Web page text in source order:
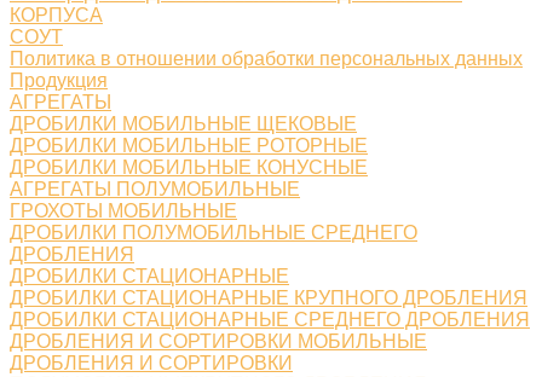
КОРПУСА
СОУТ
Политика в отношении обработки персональных данных
Продукция
АГРЕГАТЫ
ДРОБИЛКИ МОБИЛЬНЫЕ ЩЕКОВЫЕ
ДРОБИЛКИ МОБИЛЬНЫЕ РОТОРНЫЕ
ДРОБИЛКИ МОБИЛЬНЫЕ КОНУСНЫЕ
АГРЕГАТЫ ПОЛУМОБИЛЬНЫЕ
ГРОХОТЫ МОБИЛЬНЫЕ
ДРОБИЛКИ ПОЛУМОБИЛЬНЫЕ СРЕДНЕГО
ДРОБЛЕНИЯ
ДРОБИЛКИ СТАЦИОНАРНЫЕ
ДРОБИЛКИ СТАЦИОНАРНЫЕ КРУПНОГО ДРОБЛЕНИЯ
ДРОБИЛКИ СТАЦИОНАРНЫЕ СРЕДНЕГО ДРОБЛЕНИЯ
ДРОБЛЕНИЯ И СОРТИРОВКИ МОБИЛЬНЫЕ
ДРОБЛЕНИЯ И СОРТИРОВКИ